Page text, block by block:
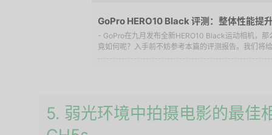
GoPro HERO10 Black 评测：整体性能提
- GoPro在九月发布全新HERO10 Black运动相机，
竟如何呢？入手前不妨参考本篇的评测报告。我们将
5. 弱光环境中拍摄电影的最佳